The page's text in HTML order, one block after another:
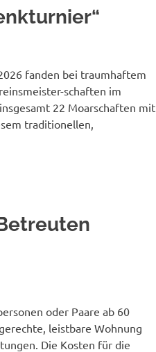
fanden bei traumhaftem
schaften im
22 Moarschaften mit
traditionellen,
oder Paare ab 60
leistbare Wohnung
Die Kosten für die